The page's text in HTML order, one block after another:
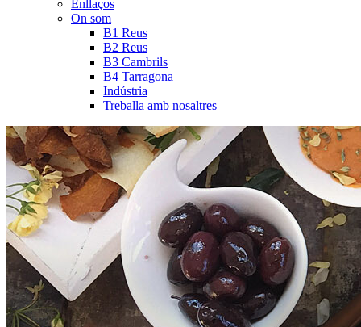
Enllaços
On som
B1 Reus
B2 Reus
B3 Cambrils
B4 Tarragona
Indústria
Treballa amb nosaltres